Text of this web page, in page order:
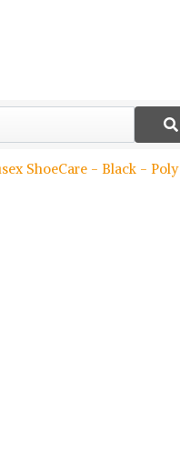
ShoeCare - Black -